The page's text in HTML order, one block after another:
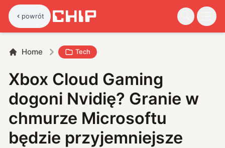
powrót
Home Tech
Xbox Cloud Gaming
dogoni Nvidię? Granie w
chmurze Microsoftu
będzie przyjemniejsze